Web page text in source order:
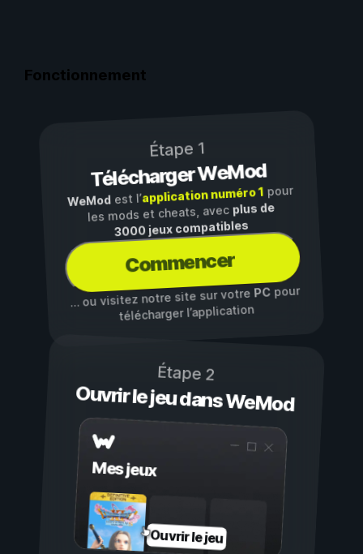
Fonctionnement
Étape 1
Télécharger WeMod
WeModest l’application numéro 1pour
les mods et cheats, avec plus de
3000 jeux compatibles
Commencer
… ou visitez notre site sur votre PCpour
télécharger l’application
Étape 2
Ouvrir le jeu dans WeMod
Mes jeux
Ouvrir le jeu